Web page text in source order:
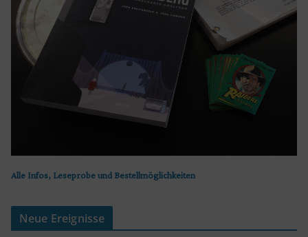
Alle Infos, Leseprobe und Bestellmöglichkeiten
Neue Ereignisse